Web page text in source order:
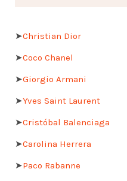
➤Christian Dior
➤Coco Chanel
➤Giorgio Armani
➤Yves Saint Laurent
➤Cristóbal Balenciaga
➤Carolina Herrera
➤Paco Rabanne